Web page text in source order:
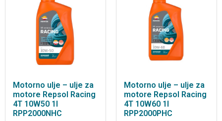
Motorno ulje – ulje za
motore Repsol Racing
4T 10W50 1l
RPP2000NHC
Motorno ulje – ulje za
motore Repsol Racing
4T 10W60 1l
RPP2000PHC